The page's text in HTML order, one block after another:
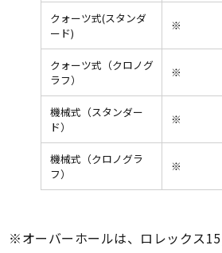
クォーツ式(スタンダ
ード)
※
クォーツ式（クロノグ
ラフ）
※
機械式（スタンダー
ド）
※
機械式（クロノグラ
フ）
※
※オーバーホールは、ロレックス